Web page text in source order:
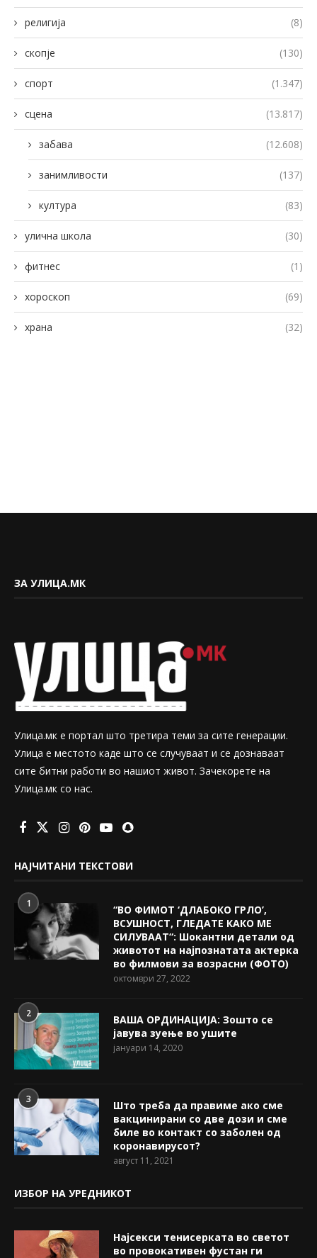
религија (8)
скопје (130)
спорт (1.347)
сцена (13.817)
забава (12.608)
занимливости (137)
култура (83)
улична школа (30)
фитнес (1)
хороскоп (69)
храна (32)
ЗА УЛИЦА.МК
Улица.мк е портал што третира теми за сите генерации.
Улица е местото каде што се случуваат и се дознаваат
сите битни работи во нашиот живот. Зачекорете на
Улица.мк со нас.
НАЈЧИТАНИ ТЕКСТОВИ
1
“ВО ФИМОТ ‘ДЛАБОКО ГРЛО’,
ВСУШНОСТ, ГЛЕДАТЕ КАКО МЕ
СИЛУВААТ“: Шокантни детали од
животот на најпознатата актерка
во филмови за возрасни (ФОТО)
октомври 27, 2022
2
ВАША ОРДИНАЦИЈА: Зошто се
јавува зуење во ушите
јануари 14, 2020
3
Што треба да правиме ако сме
вакцинирани со две дози и сме
биле во контакт со заболен од
коронавирусот?
август 11, 2021
ИЗБОР НА УРЕДНИКОТ
Најсекси тенисерката во светот
во провокативен фустан ги